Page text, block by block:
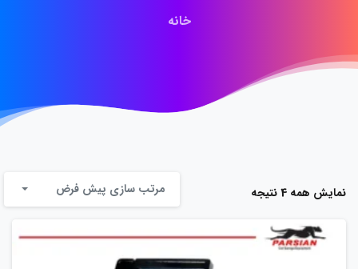
خانه
نمایش همه 4 نتیجه مرتب سازی پیش فرض